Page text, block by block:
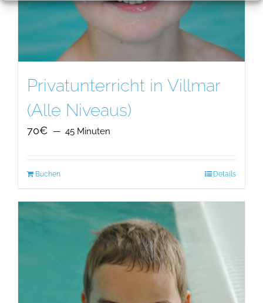
Privatunterricht in Villmar
(Alle Niveaus)
70€ 45 Minuten
Buchen Details